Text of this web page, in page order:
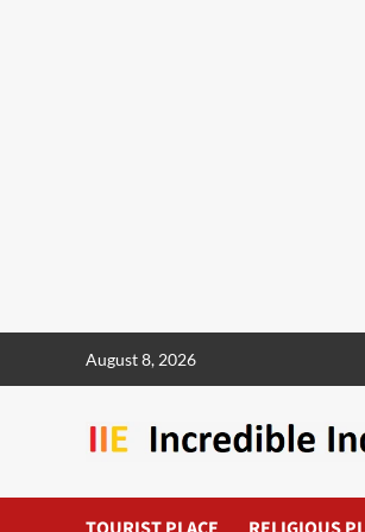
August 8, 2026